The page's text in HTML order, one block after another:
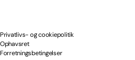
Privatlivs- og cookiepolitik
Ophavsret
Forretningsbetingelser